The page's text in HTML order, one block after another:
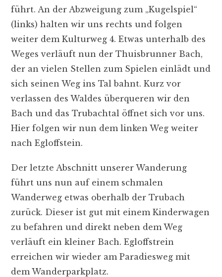
führt. An der Abzweigung zum „Kugelspiel“
(links) halten wir uns rechts und folgen
weiter dem Kulturweg 4. Etwas unterhalb des
Weges verläuft nun der Thuisbrunner Bach,
der an vielen Stellen zum Spielen einlädt und
sich seinen Weg ins Tal bahnt. Kurz vor
verlassen des Waldes überqueren wir den
Bach und das Trubachtal öffnet sich vor uns.
Hier folgen wir nun dem linken Weg weiter
nach Egloffstein.
Der letzte Abschnitt unserer Wanderung
führt uns nun auf einem schmalen
Wanderweg etwas oberhalb der Trubach
zurück. Dieser ist gut mit einem Kinderwagen
zu befahren und direkt neben dem Weg
verläuft ein kleiner Bach. Egloffstrein
erreichen wir wieder am Paradiesweg mit
dem Wanderparkplatz.